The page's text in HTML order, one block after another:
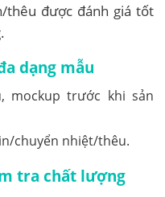
thêu được đánh giá tốt
dạng mẫu
mockup trước khi sản
chuyển nhiệt/thêu.
tra chất lượng